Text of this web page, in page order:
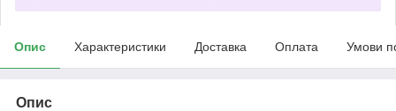
Опис Характеристики Доставка Оплата Умови
Опис